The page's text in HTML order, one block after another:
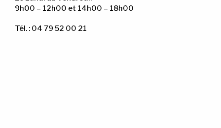
9h00 – 12h00 et 14h00 – 18h00
Tél. : 04 79 52 00 21